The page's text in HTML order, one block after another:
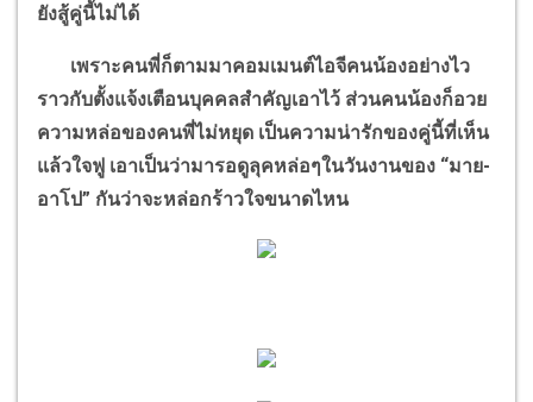
ยังสู้คู่นี้ไม่ได้
เพราะคนพี่ก็ตามมาคอมเมนต์ไอจีคนน้องอย่างไว
ราวกับตั้งแจ้งเตือนบุคคลสำคัญเอาไว้ ส่วนคนน้องก็อวย
ความหล่อของคนพี่ไม่หยุด เป็นความน่ารักของคู่นี้ที่เห็น
แล้วใจฟู เอาเป็นว่ามารอดูลุคหล่อๆในวันงานของ “มาย-
อาโป” กันว่าจะหล่อกร้าวใจขนาดไหน